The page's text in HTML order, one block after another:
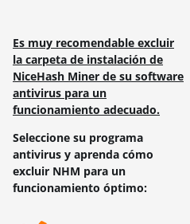
Es muy recomendable excluir
la carpeta de instalación de
NiceHash Miner de su software
antivirus para un
funcionamiento adecuado.
Seleccione su programa
antivirus y aprenda cómo
excluir NHM para un
funcionamiento óptimo: